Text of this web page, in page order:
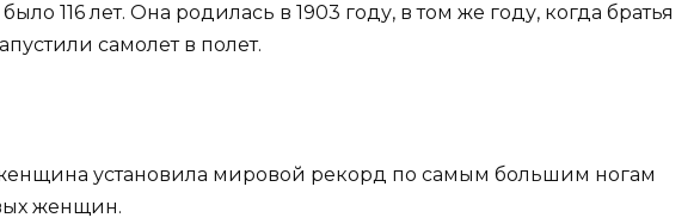
116 лет. Она родилась в 1903 году, в том же году, когда братья
самолет в полет.
установила мировой рекорд по самым большим ногам
женщин.